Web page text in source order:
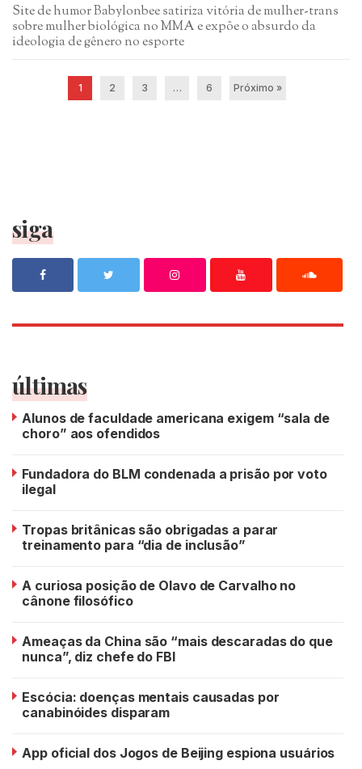
Site de humor Babylonbee satiriza vitória de mulher-trans
sobre mulher biológica no MMA e expõe o absurdo da
ideologia de gênero no esporte
1 2 3 … 6 Próximo »
siga
últimas
Alunos de faculdade americana exigem “sala de
choro” aos ofendidos
Fundadora do BLM condenada a prisão por voto
ilegal
Tropas britânicas são obrigadas a parar
treinamento para “dia de inclusão”
A curiosa posição de Olavo de Carvalho no
cânone filosófico
Ameaças da China são “mais descaradas do que
nunca”, diz chefe do FBI
Escócia: doenças mentais causadas por
canabinóides disparam
App oficial dos Jogos de Beijing espiona usuários